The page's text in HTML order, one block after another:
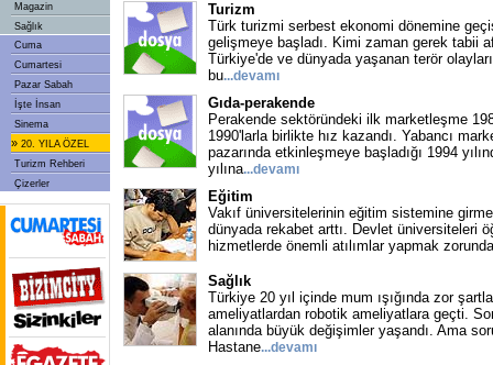
Magazin
Sağlık
Cuma
Cumartesi
Pazar Sabah
İşte İnsan
Sinema
» 20. YILA ÖZEL
Turizm Rehberi
Çizerler
Turizm
Türk turizmi serbest ekonomi dönemine
gelişmeye başladı. Kimi zaman gerek tabii
Türkiye'de ve dünyada yaşanan terör
bu...devamı
Gıda-perakende
Perakende sektöründeki ilk marketleşme
1990'larla birlikte hız kazandı. Yabancı
pazarında etkinleşmeye başladığı 1994
yılına...devamı
Eğitim
Vakıf üniversitelerinin eğitim sistemine
dünyada rekabet arttı. Devlet üniversiteleri
hizmetlerde önemli atılımlar yapmak zorunda
Sağlık
Türkiye 20 yıl içinde mum ışığında zor
ameliyatlardan robotik ameliyatlara geçti.
alanında büyük değişimler yaşandı. Ama
Hastane...devamı